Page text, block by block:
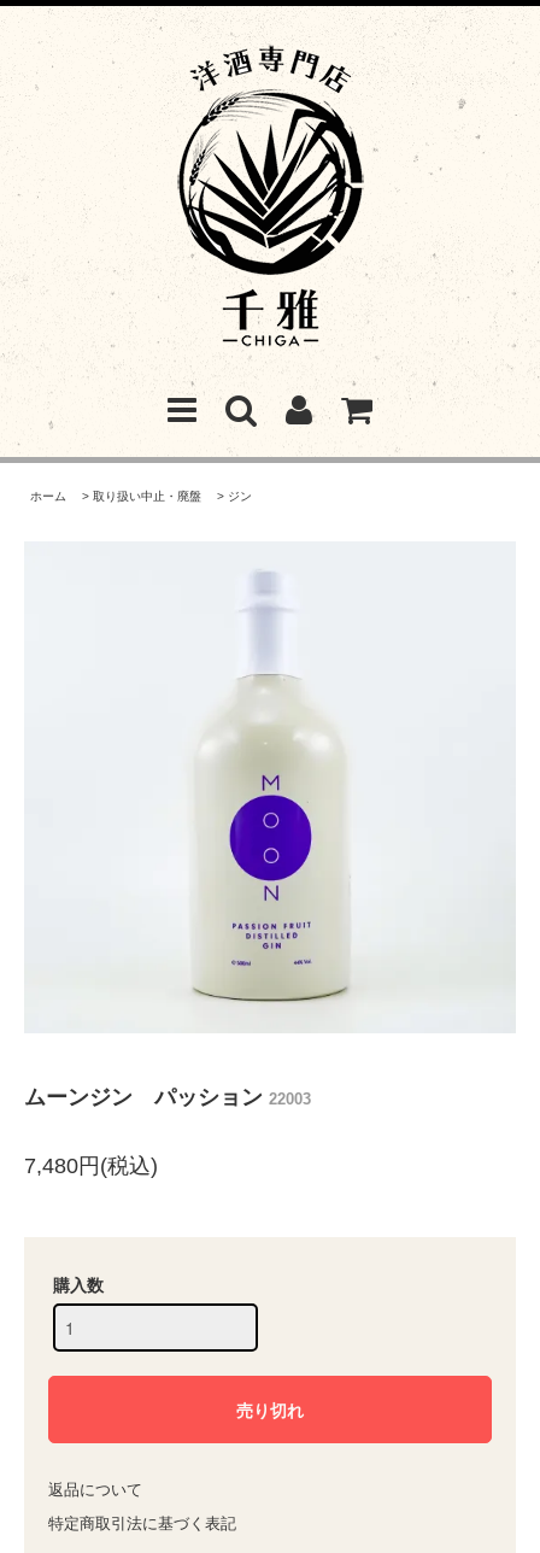
ホーム > 取り扱い中止・廃盤 > ジン
ムーンジン パッション 22003
7,480円(税込)
購入数
返品について
特定商取引法に基づく表記